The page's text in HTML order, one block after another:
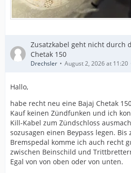
Zusatzkabel geht nicht durch
Chetak 150
Drechsler August 2, 2026 at 11:20
Hallo,
habe recht neu eine Bajaj Chetak
Kauf keinen Zündfunken und ich
Kill-Kabel zum Zündschloss
sozusagen einen Beypass legen.
Bremspedal komme ich auch recht
zwischen Beinschild und
Egal von von oben oder von unten.